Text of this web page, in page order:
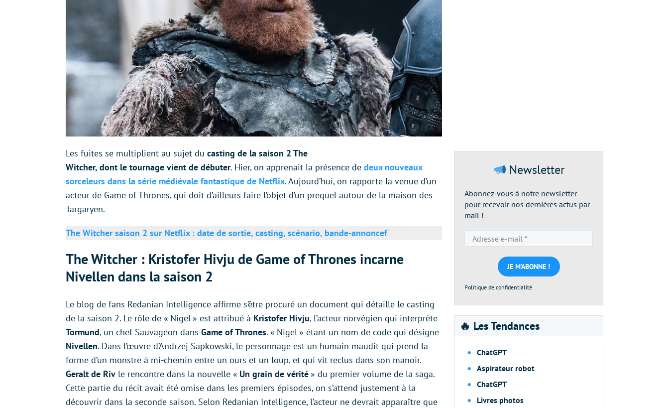
Les fuites se multiplient au sujet du casting de la saison 2 The
Witcher, dont le tournage vient de débuter. Hier, on apprenait la présence de deux nouveaux
sorceleurs dans la série médiévale fantastique de Netflix. Aujourd’hui, on rapporte la venue d’un
acteur de Game of Thrones, qui doit d’ailleurs faire l’objet d’un prequel autour de la maison des
Targaryen.
The Witcher saison 2 sur Netflix : date de sortie, casting, scénario, bande-annoncef
The Witcher : Kristofer Hivju de Game of Thrones incarne
Nivellen dans la saison 2
Le blog de fans Redanian Intelligence affirme s’être procuré un document qui détaille le casting
de la saison 2. Le rôle de « Nigel » est attribué à Kristofer Hivju, l’acteur norvégien qui interprète
Tormund, un chef Sauvageon dans Game of Thrones. « Nigel » étant un nom de code qui désigne
Nivellen. Dans l’œuvre d’Andrzej Sapkowski, le personnage est un humain maudit qui prend la
forme d’un monstre à mi-chemin entre un ours et un loup, et qui vit reclus dans son manoir.
Geralt de Riv le rencontre dans la nouvelle « Un grain de vérité » du premier volume de la saga.
Cette partie du récit avait été omise dans les premiers épisodes, on s’attend justement à la
découvrir dans la seconde saison. Selon Redanian Intelligence, l’acteur ne devrait apparaître que
Newsletter
Abonnez-vous à notre newsletter
pour recevoir nos dernières actus par
mail !
e-
mail
*
Politique de confidentialité
🔥 Les Tendances
ChatGPT
Aspirateur robot
ChatGPT
Livres photos